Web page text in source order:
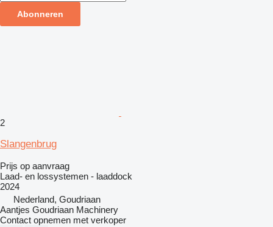
Abonneren
2
Slangenbrug
Prijs op aanvraag
Laad- en lossystemen - laaddock
2024
Nederland, Goudriaan
Aantjes Goudriaan Machinery
Contact opnemen met verkoper